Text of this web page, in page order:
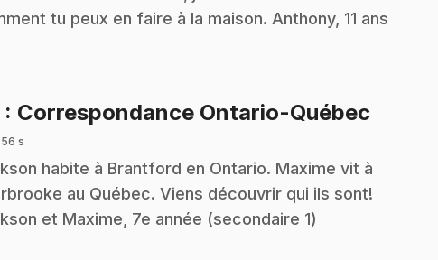
tu peux en faire à la maison. Anthony, 11 ans
: Correspondance Ontario-Québec
56 s
habite à Brantford en Ontario. Maxime vit à
au Québec. Viens découvrir qui ils sont!
et Maxime, 7e année (secondaire 1)